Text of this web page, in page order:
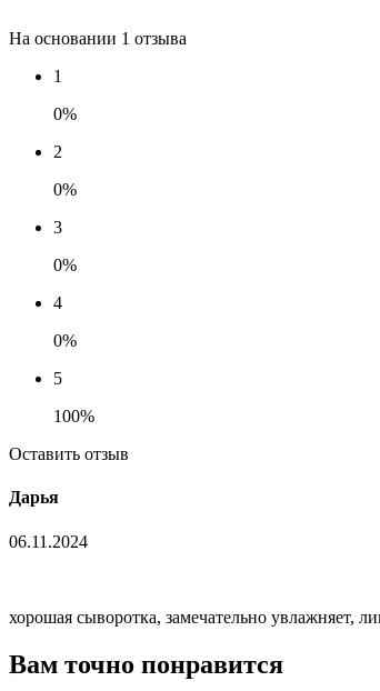
На основании 1 отзыва
1
0%
2
0%
3
0%
4
0%
5
100%
Оставить отзыв
Дарья
06.11.2024
хорошая сыворотка, замечательно увлажняет,
Вам точно понравится